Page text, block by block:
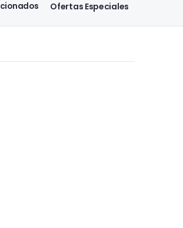
Ofertas Especiales